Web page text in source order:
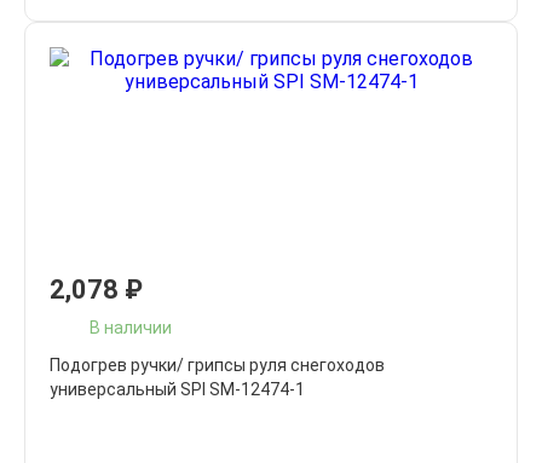
2,078 ₽
В наличии
Подогрев ручки/ грипсы руля снегоходов
универсальный SPI SM-12474-1